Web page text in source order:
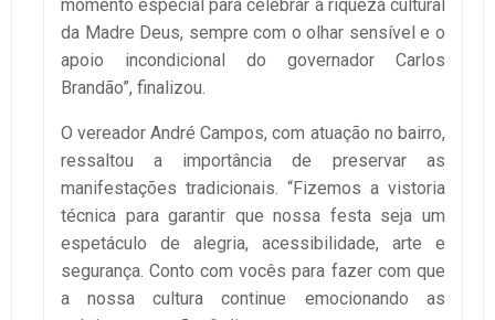
momento especial para celebrar a riqueza cultural
da Madre Deus, sempre com o olhar sensível e o
apoio incondicional do governador Carlos
Brandão”, finalizou.
O vereador André Campos, com atuação no bairro,
ressaltou a importância de preservar as
manifestações tradicionais. “Fizemos a vistoria
técnica para garantir que nossa festa seja um
espetáculo de alegria, acessibilidade, arte e
segurança. Conto com vocês para fazer com que
a nossa cultura continue emocionando as